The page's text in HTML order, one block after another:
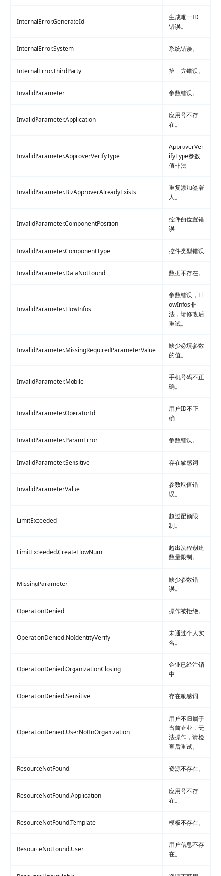
InternalError.GenerateId
生成唯一ID
错误。
InternalError.System 系统错误。
InternalError.ThirdParty 第三方错误。
InvalidParameter 参数错误。
InvalidParameter.Application
应用号不存
在。
InvalidParameter.ApproverVerifyType
ApproverVer
ifyType参数
值非法
InvalidParameter.BizApproverAlreadyExists
重复添加签署
人。
InvalidParameter.ComponentPosition
控件的位置错
误
InvalidParameter.ComponentType 控件类型错误
InvalidParameter.DataNotFound 数据不存在。
InvalidParameter.FlowInfos
参数错误，Fl
owInfos非
法，请修改后
重试。
InvalidParameter.MissingRequiredParameterValue
缺少必填参数
的值。
InvalidParameter.Mobile
手机号码不正
确。
InvalidParameter.OperatorId
用户ID不正
确
InvalidParameter.ParamError 参数错误。
InvalidParameter.Sensitive 存在敏感词
InvalidParameterValue
参数取值错
误。
LimitExceeded
超过配额限
制。
LimitExceeded.CreateFlowNum
超出流程创建
数量限制。
MissingParameter
缺少参数错
误。
OperationDenied 操作被拒绝。
OperationDenied.NoIdentityVerify
未通过个人实
名。
OperationDenied.OrganizationClosing
企业已经注销
中
OperationDenied.Sensitive 存在敏感词
OperationDenied.UserNotInOrganization
用户不归属于
当前企业，无
法操作，请检
查后重试。
ResourceNotFound 资源不存在。
ResourceNotFound.Application
应用号不存
在。
ResourceNotFound.Template 模板不存在。
ResourceNotFound.User
用户信息不存
在。